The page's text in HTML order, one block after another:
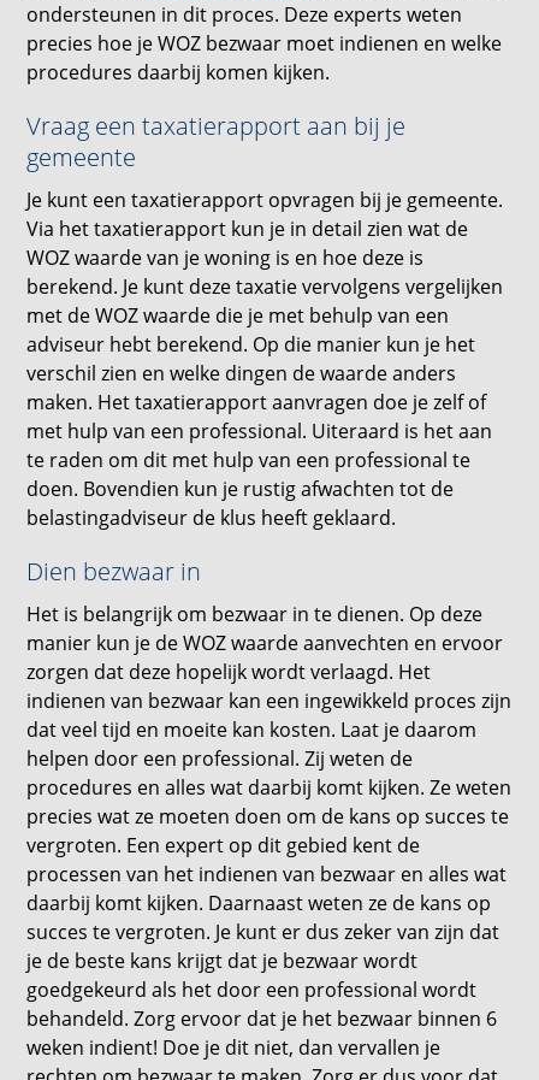
ondersteunen in dit proces. Deze experts weten
precies hoe je WOZ bezwaar moet indienen en welke
procedures daarbij komen kijken.
Vraag een taxatierapport aan bij je
gemeente
Je kunt een taxatierapport opvragen bij je gemeente.
Via het taxatierapport kun je in detail zien wat de
WOZ waarde van je woning is en hoe deze is
berekend. Je kunt deze taxatie vervolgens vergelijken
met de WOZ waarde die je met behulp van een
adviseur hebt berekend. Op die manier kun je het
verschil zien en welke dingen de waarde anders
maken. Het taxatierapport aanvragen doe je zelf of
met hulp van een professional. Uiteraard is het aan
te raden om dit met hulp van een professional te
doen. Bovendien kun je rustig afwachten tot de
belastingadviseur de klus heeft geklaard.
Dien bezwaar in
Het is belangrijk om bezwaar in te dienen. Op deze
manier kun je de WOZ waarde aanvechten en ervoor
zorgen dat deze hopelijk wordt verlaagd. Het
indienen van bezwaar kan een ingewikkeld proces zijn
dat veel tijd en moeite kan kosten. Laat je daarom
helpen door een professional. Zij weten de
procedures en alles wat daarbij komt kijken. Ze weten
precies wat ze moeten doen om de kans op succes te
vergroten. Een expert op dit gebied kent de
processen van het indienen van bezwaar en alles wat
daarbij komt kijken. Daarnaast weten ze de kans op
succes te vergroten. Je kunt er dus zeker van zijn dat
je de beste kans krijgt dat je bezwaar wordt
goedgekeurd als het door een professional wordt
behandeld. Zorg ervoor dat je het bezwaar binnen 6
weken indient! Doe je dit niet, dan vervallen je